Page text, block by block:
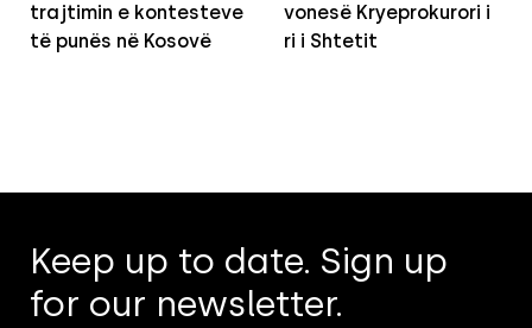
trajtimin e kontesteve
të punës në Kosovë
vonesë Kryeprokurori i
ri i Shtetit
Keep up to date. Sign up
for our newsletter.